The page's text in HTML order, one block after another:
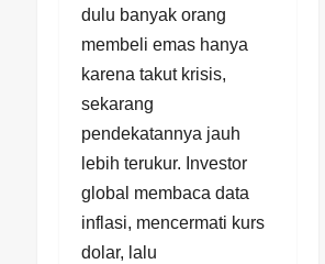
dulu banyak orang
membeli emas hanya
karena takut krisis,
sekarang
pendekatannya jauh
lebih terukur. Investor
global membaca data
inflasi, mencermati kurs
dolar, lalu